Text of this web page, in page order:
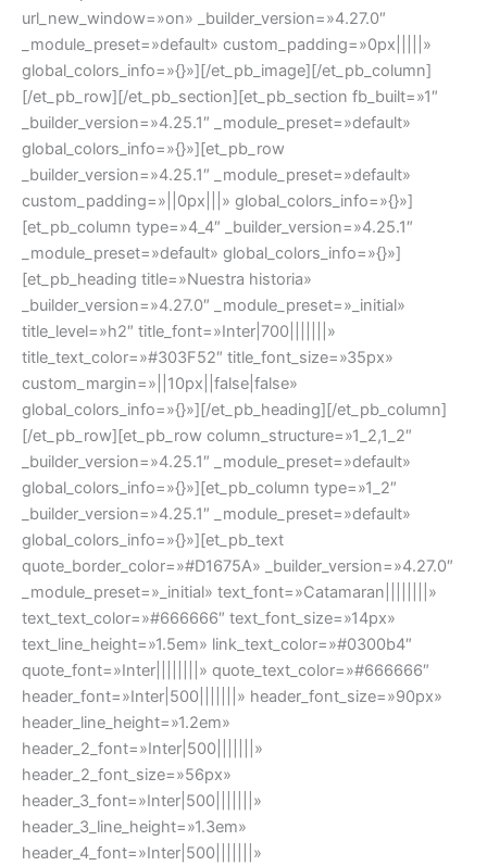
url_new_window=»on» _builder_version=»4.27.0″
_module_preset=»default» custom_padding=»0px|||||»
global_colors_info=»{}»][/et_pb_image][/et_pb_column]
[/et_pb_row][/et_pb_section][et_pb_section fb_built=»1″
_builder_version=»4.25.1″ _module_preset=»default»
global_colors_info=»{}»][et_pb_row
_builder_version=»4.25.1″ _module_preset=»default»
custom_padding=»||0px|||» global_colors_info=»{}»]
[et_pb_column type=»4_4″ _builder_version=»4.25.1″
_module_preset=»default» global_colors_info=»{}»]
[et_pb_heading title=»Nuestra historia»
_builder_version=»4.27.0″ _module_preset=»_initial»
title_level=»h2″ title_font=»Inter|700|||||||»
title_text_color=»#303F52″ title_font_size=»35px»
custom_margin=»||10px||false|false»
global_colors_info=»{}»][/et_pb_heading][/et_pb_column]
[/et_pb_row][et_pb_row column_structure=»1_2,1_2″
_builder_version=»4.25.1″ _module_preset=»default»
global_colors_info=»{}»][et_pb_column type=»1_2″
_builder_version=»4.25.1″ _module_preset=»default»
global_colors_info=»{}»][et_pb_text
quote_border_color=»#D1675A» _builder_version=»4.27.0″
_module_preset=»_initial» text_font=»Catamaran||||||||»
text_text_color=»#666666″ text_font_size=»14px»
text_line_height=»1.5em» link_text_color=»#0300b4″
quote_font=»Inter||||||||» quote_text_color=»#666666″
header_font=»Inter|500|||||||» header_font_size=»90px»
header_line_height=»1.2em»
header_2_font=»Inter|500|||||||»
header_2_font_size=»56px»
header_3_font=»Inter|500|||||||»
header_3_line_height=»1.3em»
header_4_font=»Inter|500|||||||»